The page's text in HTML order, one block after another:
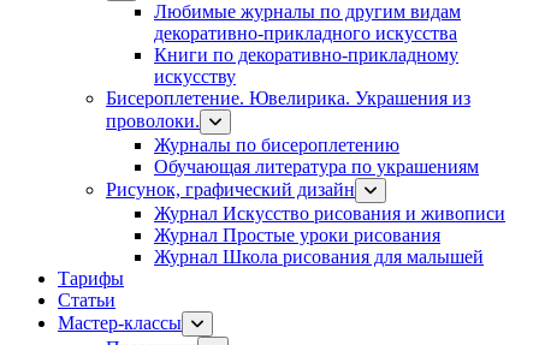
Любимые журналы по другим видам
декоративно-прикладного искусства
Книги по декоративно-прикладному
искусству
Бисероплетение. Ювелирика. Украшения из
проволоки.
Журналы по бисероплетению
Обучающая литература по украшениям
Рисунок, графический дизайн
Журнал Искусство рисования и живописи
Журнал Простые уроки рисования
Журнал Школа рисования для малышей
Тарифы
Статьи
Мастер-классы